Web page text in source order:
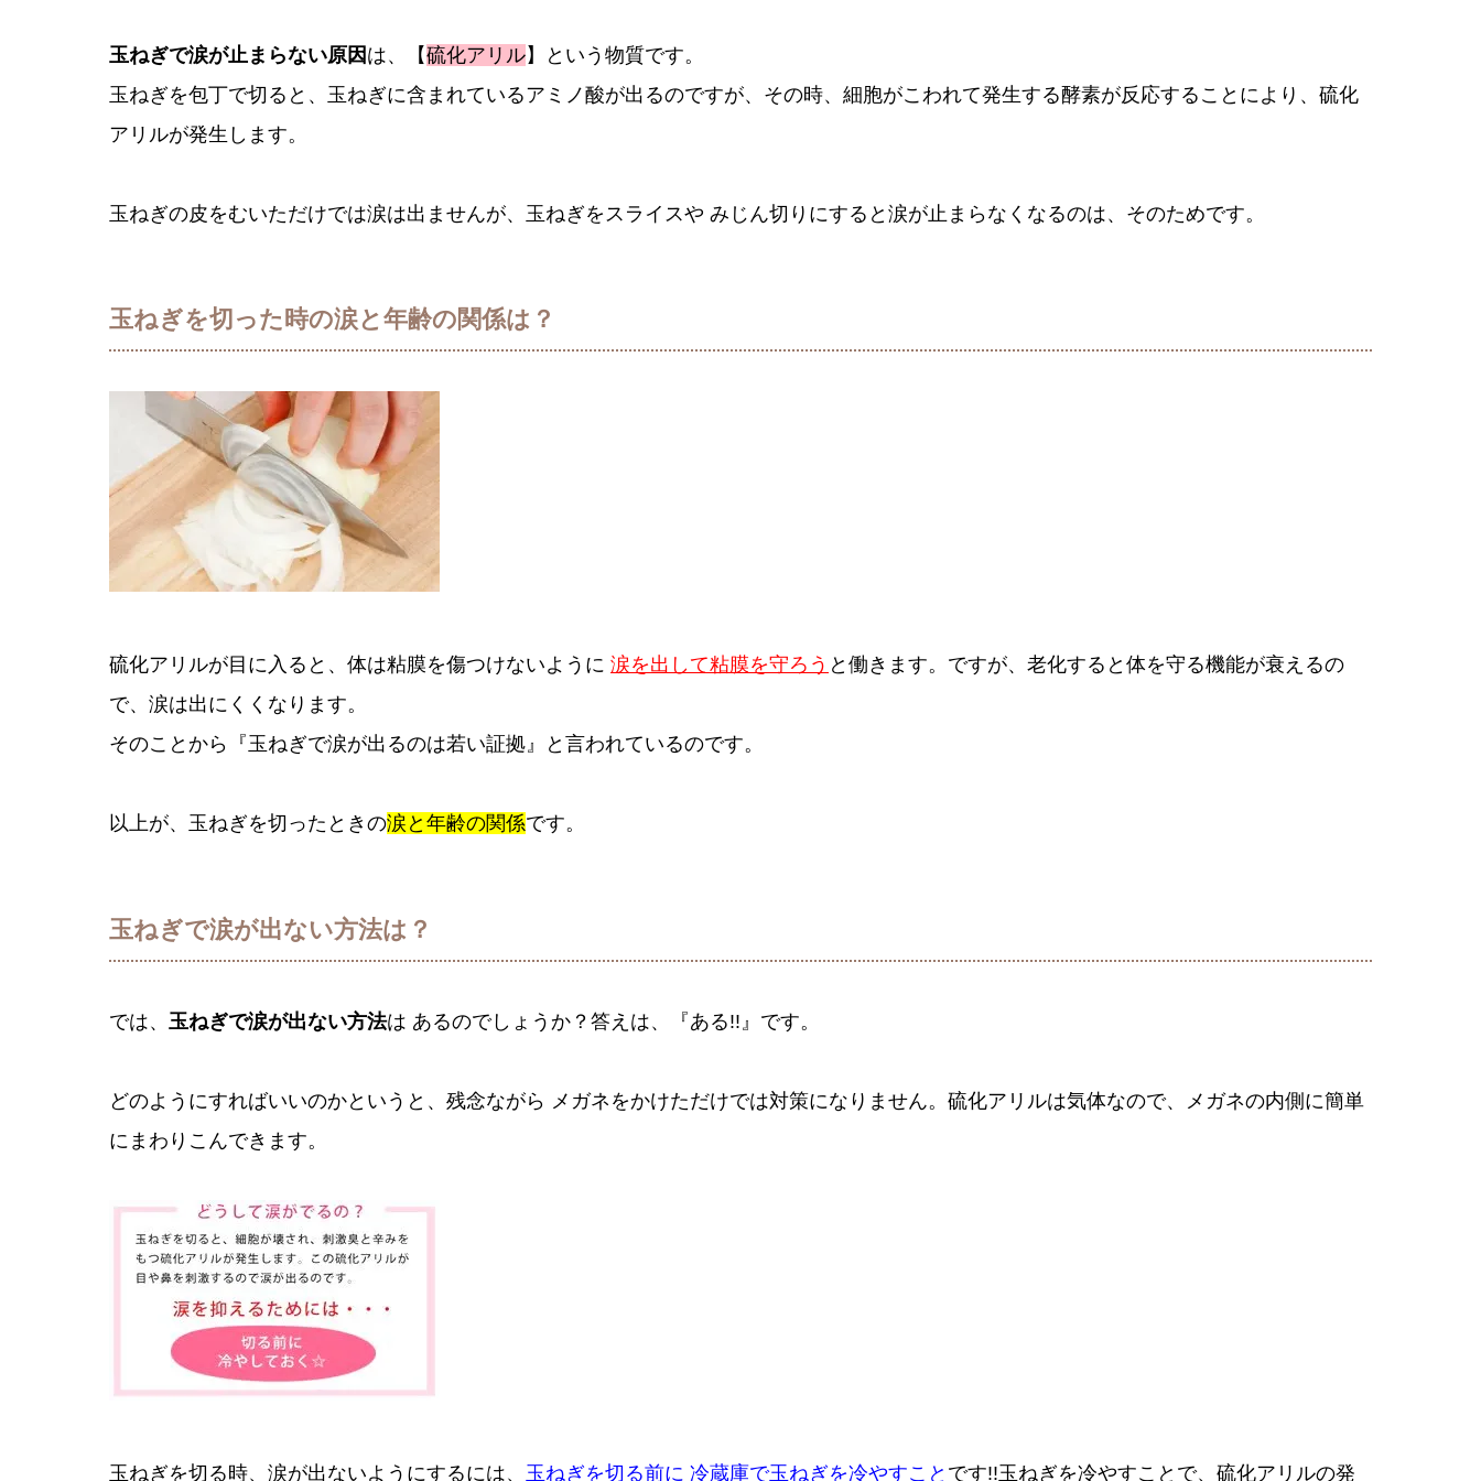
玉ねぎで涙が止まらない原因 は、【硫化アリル】という物質です。
玉ねぎを包丁で切ると、玉ねぎに含まれているアミノ酸が出るのですが、その時、細胞がこわれて発生する酵素が反応することにより、硫化
アリルが発生します。
玉ねぎの皮をむいただけでは涙は出ませんが、玉ねぎをスライスや みじん切りにすると涙が止まらなくなるのは、そのためです。
玉ねぎを切った時の涙と年齢の関係は？
硫化アリルが目に入ると、体は粘膜を傷つけないように 涙を出して粘膜を守ろう と働きます。ですが、老化すると体を守る機能が衰えるの
で、涙は出にくくなります。
そのことから『玉ねぎで涙が出るのは若い証拠』と言われているのです。
以上が、玉ねぎを切ったときの涙と年齢の関係です。
玉ねぎで涙が出ない方法は？
では、 玉ねぎで涙が出ない方法は あるのでしょうか？答えは、『ある!!』です。
どのようにすればいいのかというと、残念ながら メガネをかけただけでは対策になりません。硫化アリルは気体なので、メガネの内側に簡単
にまわりこんできます。
玉ねぎを切る時、涙が出ないようにするには、 玉ねぎを切る前に 冷蔵庫で玉ねぎを冷やすこと です!!玉ねぎを冷やすことで、硫化アリルの発